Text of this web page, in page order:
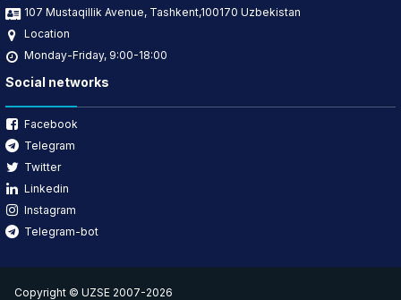
107 Mustaqillik Avenue, Tashkent,100170 Uzbekistan
Location
Monday-Friday, 9:00-18:00
Social networks
Facebook
Telegram
Twitter
Linkedin
Instagram
Telegram-bot
Copyright © UZSE 2007-2026